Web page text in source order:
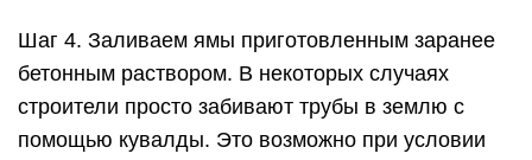
Шаг 4. Заливаем ямы приготовленным заранее
бетонным раствором. В некоторых случаях
строители просто забивают трубы в землю с
помощью кувалды. Это возможно при условии